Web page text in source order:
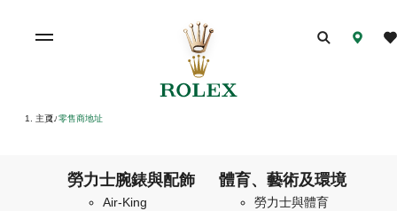
主頁/ 零售商地址
勞力士腕錶與配飾
Air-King
體育、藝術及環境
勞力士與體育